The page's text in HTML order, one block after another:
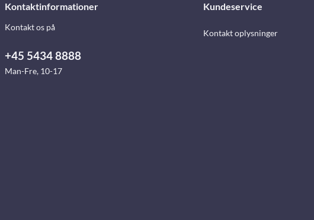
Kontaktinformationer
Kontakt os på
+45 5434 8888
Man-Fre, 10-17
Kundeservice
Kontakt oplysninger